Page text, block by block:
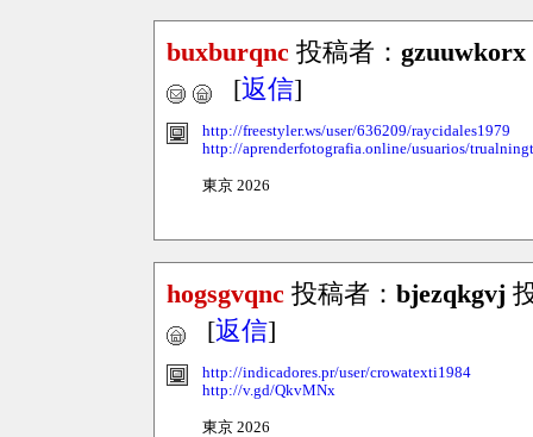
buxburqnc 投稿者： gzuuwkorx
[返信]
http://freestyler.ws/user/636209/raycidales1979
http://aprenderfotografia.online/usuarios/
東京 2026
hogsgvqnc 投稿者： bjezqkgvj
[返信]
http://indicadores.pr/user/crowatexti1984
http://v.gd/QkvMNx
東京 2026